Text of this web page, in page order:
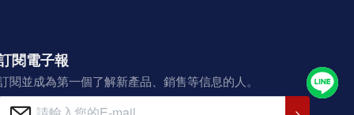
閱電子報
閱並成為第一個了解新產品、銷售等信息的人。